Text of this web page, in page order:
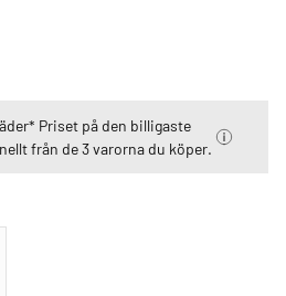
Priset på den billigaste
från de 3 varorna du köper.